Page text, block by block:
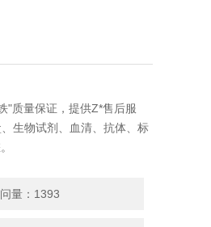
"质量保证，提供Z*售后服
生物试剂、血清、抗体、标
量：1393